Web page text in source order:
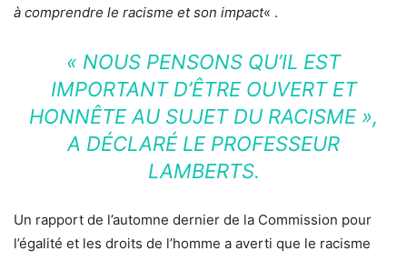
à comprendre le racisme et son impact« .
« NOUS PENSONS QU’IL EST
IMPORTANT D’ÊTRE OUVERT ET
HONNÊTE AU SUJET DU RACISME »,
A DÉCLARÉ LE PROFESSEUR
LAMBERTS.
Un rapport de l’automne dernier de la Commission pour
l’égalité et les droits de l’homme a averti que le racisme